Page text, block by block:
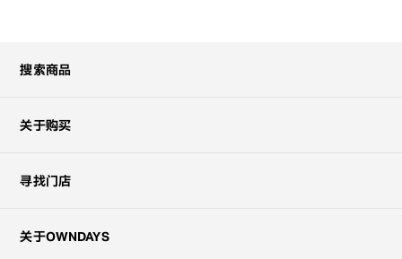
搜索商品
关于购买
寻找门店
关于OWNDAYS